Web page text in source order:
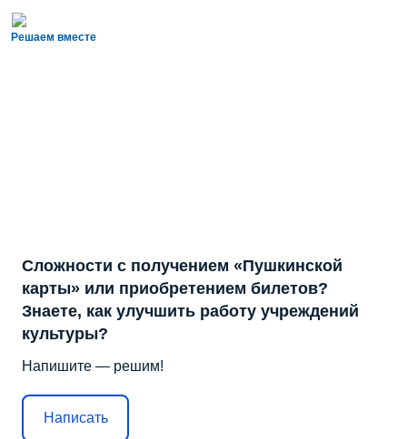
Решаем вместе
Сложности с получением «Пушкинской
карты» или приобретением билетов?
Знаете, как улучшить работу учреждений
культуры?
Напишите — решим!
Написать